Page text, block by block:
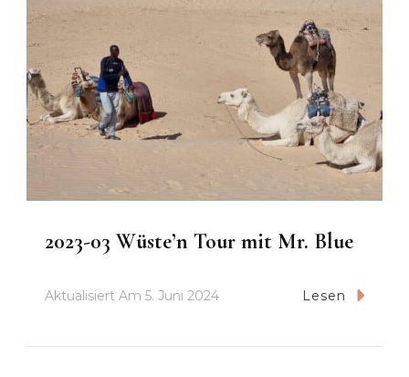
2023-03 Wüste’n Tour mit Mr. Blue
Aktualisiert Am 5. Juni 2024 Lesen